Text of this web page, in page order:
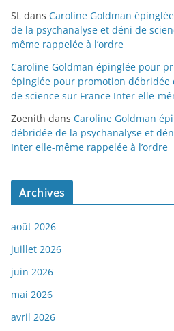
SL dans Caroline Goldman
de la psychanalyse et déni de
même rappelée à l’ordre
Caroline Goldman épinglée pour
épinglée pour promotion débridée
de science sur France Inter elle-
Zoenith dans Caroline Goldman
débridée de la psychanalyse et
Inter elle-même rappelée à l’ordre
Archives
août 2026
juillet 2026
juin 2026
mai 2026
avril 2026